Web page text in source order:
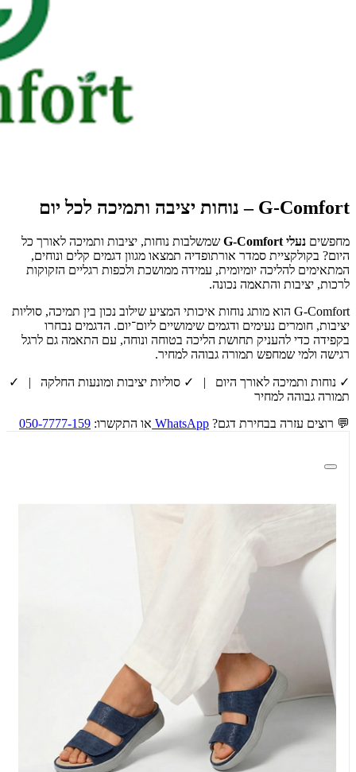
G-Comfort – נוחות יציבה ותמיכה לכל יום
מחפשים נעלי G-Comfort
שמשלבות נוחות, יציבות ותמיכה לאורך כל
היום? בקולקציית סמדר אורתופדיה תמצאו מגוון דגמים קלים ונוחים,
המתאימים להליכה יומיומית, עמידה ממושכת ולכפות רגליים הזקוקות
לרכות, יציבות והתאמה נכונה.
G-Comfort הוא מותג נוחות איכותי המציע שילוב נכון בין תמיכה, סוליות
יציבות, חומרים נעימים ודגמים שימושיים ליום־יום. הדגמים נבחרו
בקפידה כדי להעניק תחושת הליכה בטוחה ונוחה, עם התאמה גם לרגל
רגישה ולמי שמחפש תמורה גבוהה למחיר.
✓ נוחות ותמיכה לאורך היום | ✓ סוליות יציבות ומונעות החלקה | ✓
תמורה גבוהה למחיר
💬 רוצים עזרה בבחירת דגם? WhatsApp או התקשרו: 050-7777-159